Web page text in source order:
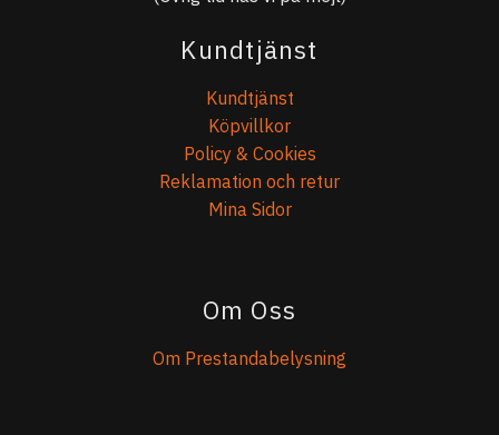
Kundtjänst
Kundtjänst
Köpvillkor
Policy & Cookies
Reklamation och retur
Mina Sidor
Om Oss
Om Prestandabelysning